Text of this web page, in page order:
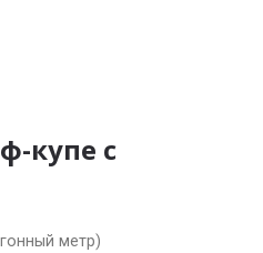
купе с
метр)